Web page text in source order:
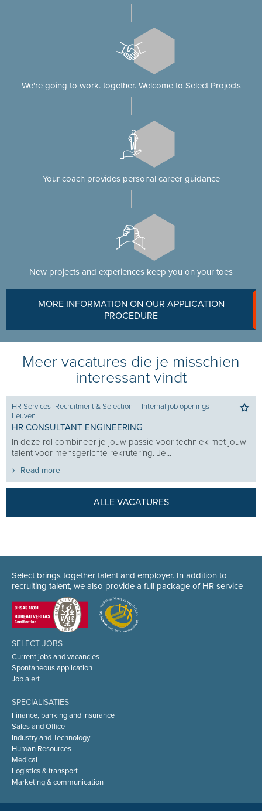
We're going to work. together. Welcome to Select Projects
Your coach provides personal career guidance
New projects and experiences keep you on your toes
MORE INFORMATION ON OUR APPLICATION
PROCEDURE
Meer vacatures die je misschien
interessant vindt
HR Services- Recruitment & Selection I Internal job openings I
Leuven
HR CONSULTANT ENGINEERING
In deze rol combineer je jouw passie voor techniek met jouw
talent voor mensgerichte rekrutering. Je...
Read more
ALLE VACATURES
Select brings together talent and employer. In addition to
recruiting talent, we also provide a full package of HR service
SELECT JOBS
Current jobs and vacancies
Spontaneous application
Job alert
SPECIALISATIES
Finance, banking and insurance
Sales and Office
Industry and Technology
Human Resources
Medical
Logistics & transport
Marketing & communication